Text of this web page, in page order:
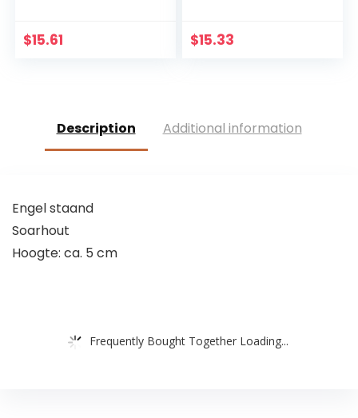
$15.61
Jezus Christus Op
$15.33
Description Additional information
Engel staand
Soarhout
Hoogte: ca. 5 cm
Frequently Bought Together Loading...